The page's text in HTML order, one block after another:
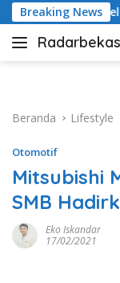
Langsung
ke
konten
Breaking News
Warga
Berita
Beranda
Lifestyle
Otomotif
Mitsubishi
SMB
Eko Iskandar
17/02/2021